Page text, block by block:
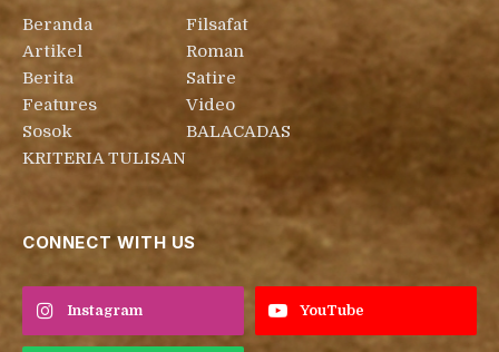
Beranda
Artikel
Berita
Features
Sosok
KRITERIA TULISAN
Filsafat
Roman
Satire
Video
BALACADAS
CONNECT WITH US
Instagram YouTube